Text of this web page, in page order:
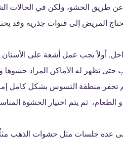
طريق الحشو، ولكن في الحالات
المريض إلى قنوات جذرية وقد
أولاً يجب عمل أشعة على
حتى تظهر له الأماكن المراد
تحفر منطقة التسوس بشكل كامل إما
الطعام، ثم يتم اختيار الحشوة
إلى عدة جلسات مثل حشوات الذهب